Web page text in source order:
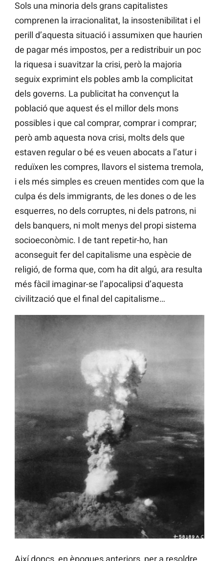
Sols una minoria dels grans capitalistes
comprenen la irracionalitat, la insostenibilitat i el
perill d’aquesta situació i assumixen que haurien
de pagar més impostos, per a redistribuir un poc
la riquesa i suavitzar la crisi, però la majoria
seguix exprimint els pobles amb la complicitat
dels governs. La publicitat ha convençut la
població que aquest és el millor dels mons
possibles i que cal comprar, comprar i comprar;
però amb aquesta nova crisi, molts dels que
estaven regular o bé es veuen abocats a l’atur i
reduïxen les compres, llavors el sistema tremola,
i els més simples es creuen mentides com que la
culpa és dels immigrants, de les dones o de les
esquerres, no dels corruptes, ni dels patrons, ni
dels banquers, ni molt menys del propi sistema
socioeconòmic. I de tant repetir-ho, han
aconseguit fer del capitalisme una espècie de
religió, de forma que, com ha dit algú, ara resulta
més fàcil imaginar-se l’apocalipsi d’aquesta
civilització que el final del capitalisme…
Així doncs, en èpoques anteriors, per a resoldre